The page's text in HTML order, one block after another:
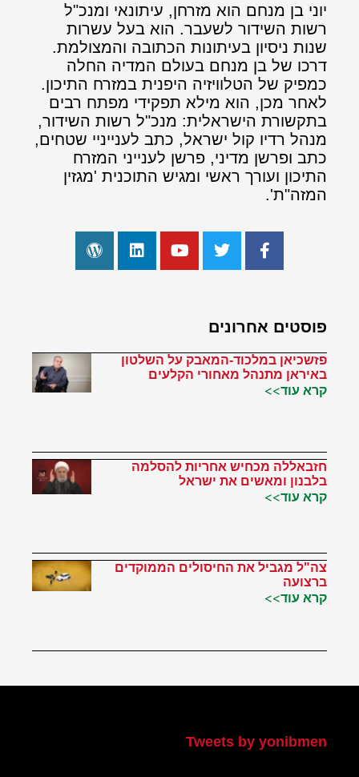
יוני בן מנחם הוא מזרחן, עיתונאי ומנכ"ל
רשות השידור לשעבר. הוא בעל עשרות
שנות ניסיון בעיתונות הכתובה והמצולמת.
דרכו של בן מנחם בעולם המדיה החלה
כמפיק של הטלוויזיה היפנית במזרח התיכון.
לאחר מכן, הוא מילא תפקידי מפתח רבים
בתקשורת הישראלית: מנכ"ל רשות השידור,
מנהל רדיו קול ישראל, כתב לענייניי שטחים,
כתב ופרשן מדיני, פרשן לענייני המזרח
התיכון ועורך ראשי ומגיש התוכנית 'מגזין
המזה"ת'.
פוסטים אחרונים
פזשכיאן במלכוד-המאבק על השלטון
באיראן מתנהל מאחורי הקלעים
קרא עוד>>
חזבאללה מכחיש אחריות להסלמה
בלבנון ומאשים את ישראל
קרא עוד>>
צה"ל מגביל את החיסולים הממוקדים
ברצועה
קרא עוד>>
Tweets by yonibmen